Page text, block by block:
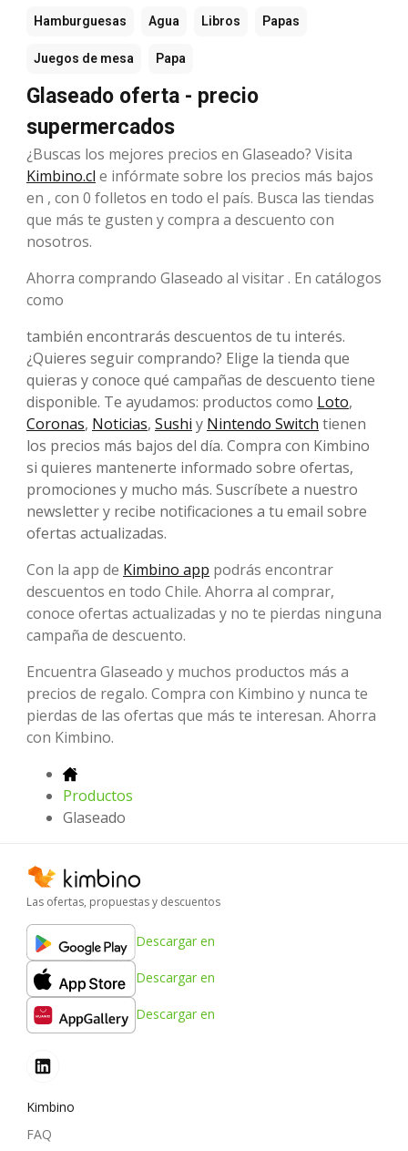
Hamburguesas Agua Libros Papas
Juegos de mesa Papa
Glaseado oferta - precio
supermercados
¿Buscas los mejores precios en Glaseado? Visita
Kimbino.cl e infórmate sobre los precios más bajos
en , con 0 folletos en todo el país. Busca las tiendas
que más te gusten y compra a descuento con
nosotros.
Ahorra comprando Glaseado al visitar . En catálogos
como
también encontrarás descuentos de tu interés.
¿Quieres seguir comprando? Elige la tienda que
quieras y conoce qué campañas de descuento tiene
disponible. Te ayudamos: productos como Loto,
Coronas, Noticias, Sushi y Nintendo Switch tienen
los precios más bajos del día. Compra con Kimbino
si quieres mantenerte informado sobre ofertas,
promociones y mucho más. Suscríbete a nuestro
newsletter y recibe notificaciones a tu email sobre
ofertas actualizadas.
Con la app de Kimbino app podrás encontrar
descuentos en todo Chile. Ahorra al comprar,
conoce ofertas actualizadas y no te pierdas ninguna
campaña de descuento.
Encuentra Glaseado y muchos productos más a
precios de regalo. Compra con Kimbino y nunca te
pierdas de las ofertas que más te interesan. Ahorra
con Kimbino.
Productos
Glaseado
Las ofertas, propuestas y descuentos
Descargar en
Descargar en
Descargar en
Kimbino
FAQ